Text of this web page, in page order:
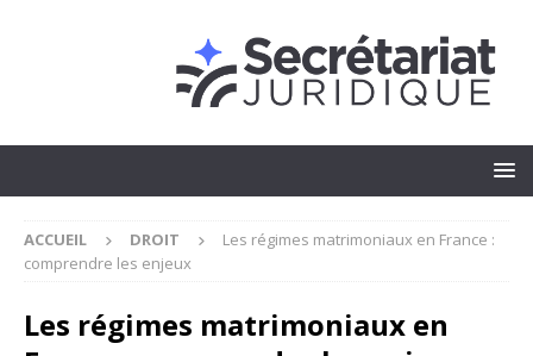
ACCUEIL DROIT
Les régimes matrimoniaux en France :
comprendre les enjeux
Les régimes matrimoniaux en